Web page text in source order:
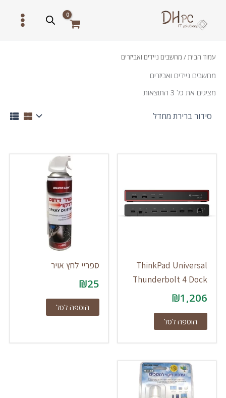
עמוד הבית/ מחשבים ניידים ואביזרים
מחשבים ניידים ואביזרים
מציגים את כל ⁦3⁩ התוצאות
ThinkPad Universal
Thunderbolt 4 Dock
₪1,206
הוספה לסל
ספריי לחץ אויר
₪25
הוספה לסל